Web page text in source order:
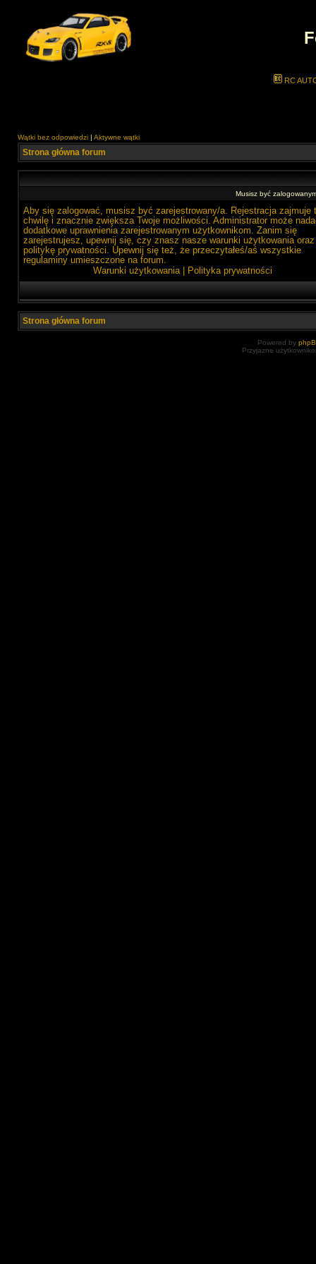
RC
Wątki bez odpowiedzi | Aktywne wątki
Strona główna forum
Musisz być
Aby się zalogować, musisz być zarejestrowany/a. Rejestracja zajmuje
chwilę i znacznie zwiększa Twoje możliwości. Administrator może
dodatkowe uprawnienia zarejestrowanym użytkownikom. Zanim się
zarejestrujesz, upewnij się, czy znasz nasze warunki użytkowania oraz
politykę prywatności. Upewnij się też, że przeczytałeś/aś wszystkie
regulaminy umieszczone na forum.
Warunki użytkowania| Polityka prywatności
Strona główna forum
Powered by
Przyjazne